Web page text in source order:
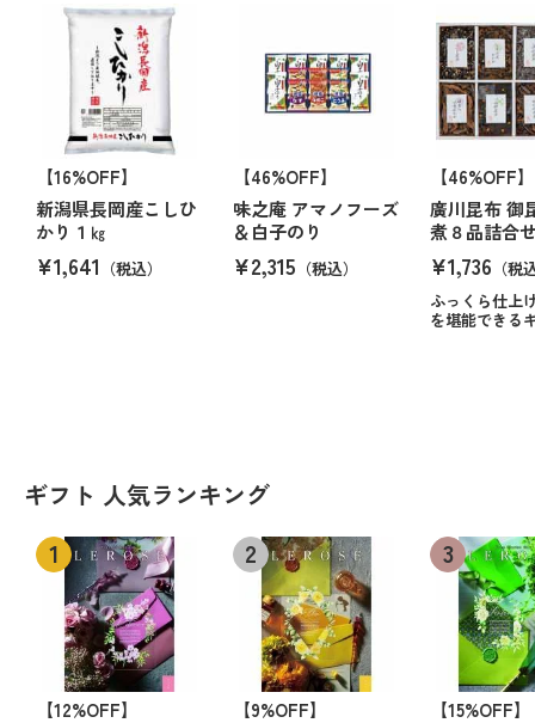
【16%OFF】
新潟県長岡産こしひ
かり１㎏
¥1,641 （税込）
【46%OFF】
味之庵 アマノフーズ
＆白子のり
¥2,315 （税込）
【46%OFF】
廣川昆布 御
煮８品詰合
¥1,736 （税
ふっくら仕上
を堪能できる
ギフト 人気ランキング
【12%OFF】
【9%OFF】
【15%OFF】